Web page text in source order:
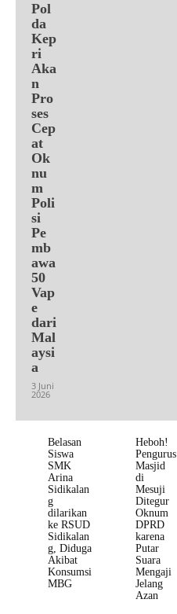
Pol
da
Kep
ri
Aka
n
Pro
ses
Cep
at
Ok
nu
m
Poli
si
Pe
mb
awa
50
Vap
e
dari
Mal
aysi
a
3 Juni
2026
Belasan
Siswa
SMK
Arina
Sidikalan
g
dilarikan
ke RSUD
Sidikalan
g, Diduga
Akibat
Konsumsi
MBG
Heboh!
Pengurus
Masjid
di
Mesuji
Ditegur
Oknum
DPRD
karena
Putar
Suara
Mengaji
Jelang
Azan